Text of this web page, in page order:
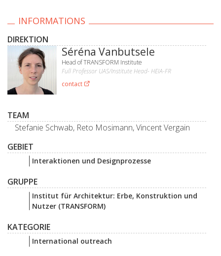
INFORMATIONS
DIREKTION
Séréna Vanbutsele
Head of TRANSFORM Institute
Full Professor UAS/Institute Head- HEIA-FR
contact
TEAM
Stefanie Schwab, Reto Mosimann, Vincent Vergain
GEBIET
Interaktionen und Designprozesse
GRUPPE
Institut für Architektur: Erbe, Konstruktion und
Nutzer (TRANSFORM)
KATEGORIE
International outreach